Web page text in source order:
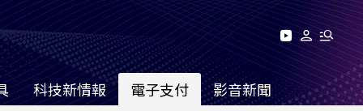
科技新情報 電子支付 影音新聞